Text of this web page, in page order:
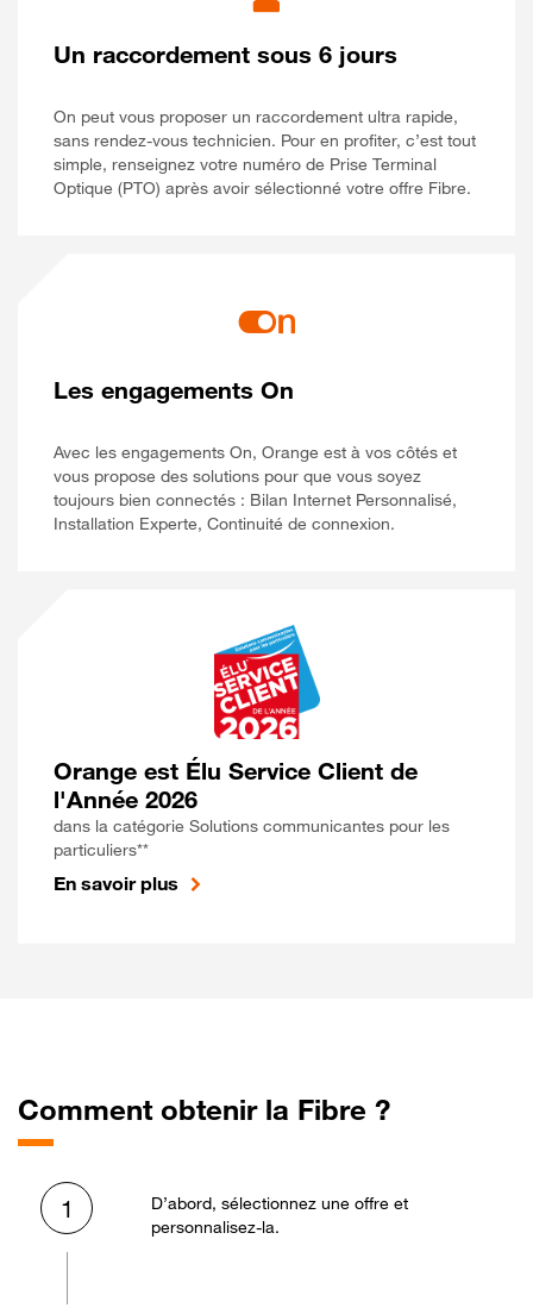
Un raccordement sous 6 jours
On peut vous proposer un raccordement ultra rapide,
sans rendez-vous technicien. Pour en profiter, c’est tout
simple, renseignez votre numéro de Prise Terminal
Optique (PTO) après avoir sélectionné votre offre Fibre.
Les engagements On
Avec les engagements On, Orange est à vos côtés et
vous propose des solutions pour que vous soyez
toujours bien connectés : Bilan Internet Personnalisé,
Installation Experte, Continuité de connexion.
Orange est Élu Service Client de
l'Année 2026
dans la catégorie Solutions communicantes pour les
particuliers**
En savoir plus
Comment obtenir la Fibre ?
1
D’abord, sélectionnez une offre et
personnalisez-la.